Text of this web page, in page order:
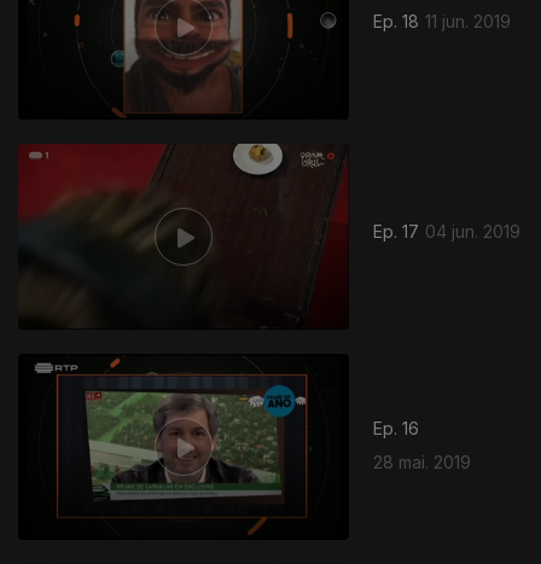
Ep. 18 11 jun. 2019
Ep. 17 04 jun. 2019
Ep. 16
28 mai. 2019
408047